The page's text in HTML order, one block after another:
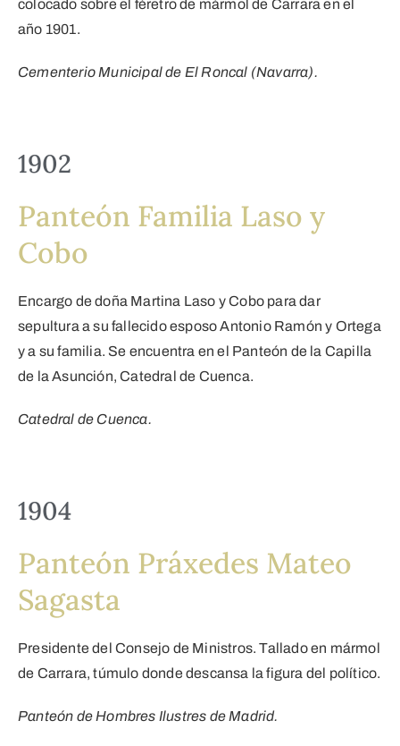
colocado sobre el féretro de mármol de Carrara en el
año 1901.
Cementerio Municipal de El Roncal (Navarra).
1902
Panteón Familia Laso y
Cobo
Encargo de doña Martina Laso y Cobo para dar
sepultura a su fallecido esposo Antonio Ramón y Ortega
y a su familia. Se encuentra en el Panteón de la Capilla
de la Asunción, Catedral de Cuenca.
Catedral de Cuenca.
1904
Panteón Práxedes Mateo
Sagasta
Presidente del Consejo de Ministros. Tallado en mármol
de Carrara, túmulo donde descansa la figura del político.
Panteón de Hombres Ilustres de Madrid.